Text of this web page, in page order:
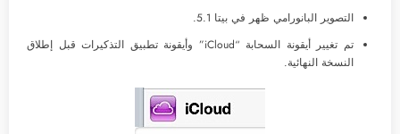
التصوير البانورامي ظهر في بيتا 5.1.
تم تغيير أيقونة السحابة “iCloud” وأيقونة تطبيق التذكيرات قبل إطلاق
النسخة النهائية.